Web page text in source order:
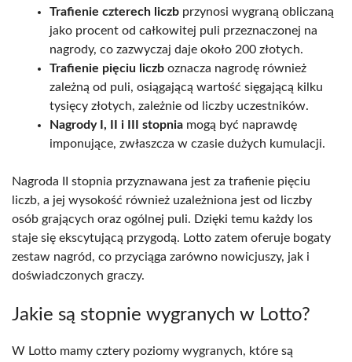
Trafienie czterech liczb przynosi wygraną obliczaną
jako procent od całkowitej puli przeznaczonej na
nagrody, co zazwyczaj daje około 200 złotych.
Trafienie pięciu liczb oznacza nagrodę również
zależną od puli, osiągającą wartość sięgającą kilku
tysięcy złotych, zależnie od liczby uczestników.
Nagrody I, II i III stopnia mogą być naprawdę
imponujące, zwłaszcza w czasie dużych kumulacji.
Nagroda II stopnia przyznawana jest za trafienie pięciu
liczb, a jej wysokość również uzależniona jest od liczby
osób grających oraz ogólnej puli. Dzięki temu każdy los
staje się ekscytującą przygodą. Lotto zatem oferuje bogaty
zestaw nagród, co przyciąga zarówno nowicjuszy, jak i
doświadczonych graczy.
Jakie są stopnie wygranych w Lotto?
W Lotto mamy cztery poziomy wygranych, które są